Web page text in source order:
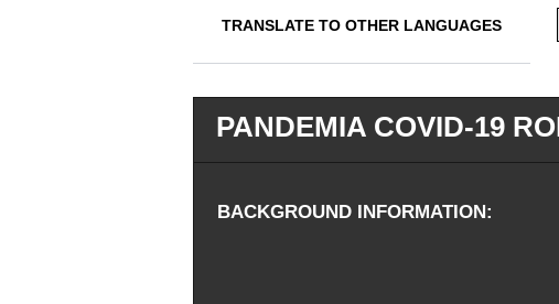
TRANSLATE TO OTHER LANGUAGES
PANDEMIA COVID-19
BACKGROUND INFORMATION